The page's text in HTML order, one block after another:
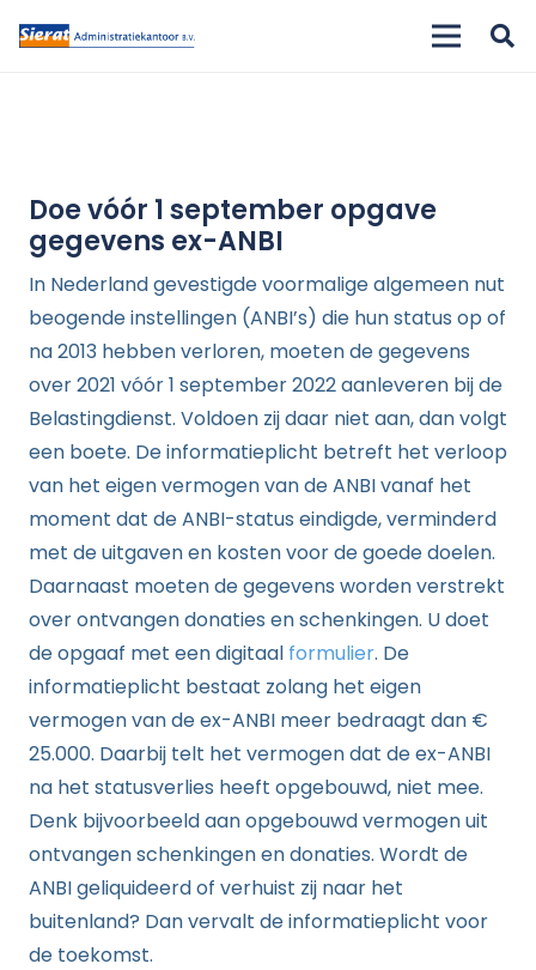
Doe vóór 1 september opgave
gegevens ex-ANBI
In Nederland gevestigde voormalige algemeen nut
beogende instellingen (ANBI’s) die hun status op of
na 2013 hebben verloren, moeten de gegevens
over 2021 vóór 1 september 2022 aanleveren bij de
Belastingdienst. Voldoen zij daar niet aan, dan volgt
een boete. De informatieplicht betreft het verloop
van het eigen vermogen van de ANBI vanaf het
moment dat de ANBI-status eindigde, verminderd
met de uitgaven en kosten voor de goede doelen.
Daarnaast moeten de gegevens worden verstrekt
over ontvangen donaties en schenkingen. U doet
de opgaaf met een digitaal formulier. De
informatieplicht bestaat zolang het eigen
vermogen van de ex-ANBI meer bedraagt dan €
25.000. Daarbij telt het vermogen dat de ex-ANBI
na het statusverlies heeft opgebouwd, niet mee.
Denk bijvoorbeeld aan opgebouwd vermogen uit
ontvangen schenkingen en donaties. Wordt de
ANBI geliquideerd of verhuist zij naar het
buitenland? Dan vervalt de informatieplicht voor
de toekomst.